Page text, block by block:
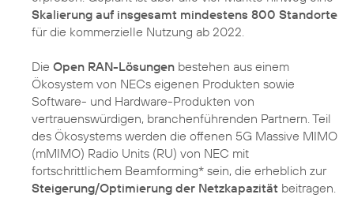
Skalierung auf insgesamt mindestens 800 Standorte
für die kommerzielle Nutzung ab 2022.
Die Open RAN-Lösungen bestehen aus einem
Ökosystem von NECs eigenen Produkten sowie
Software- und Hardware-Produkten von
vertrauenswürdigen, branchenführenden Partnern. Teil
des Ökosystems werden die offenen 5G Massive MIMO
(mMIMO) Radio Units (RU) von NEC mit
fortschrittlichem Beamforming* sein, die erheblich zur
Steigerung/Optimierung der Netzkapazität beitragen.